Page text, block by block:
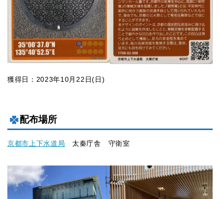
獲得日：2023年10月22日(日)
配布場所
京都市上下水道局 太秦庁舎 守衛室